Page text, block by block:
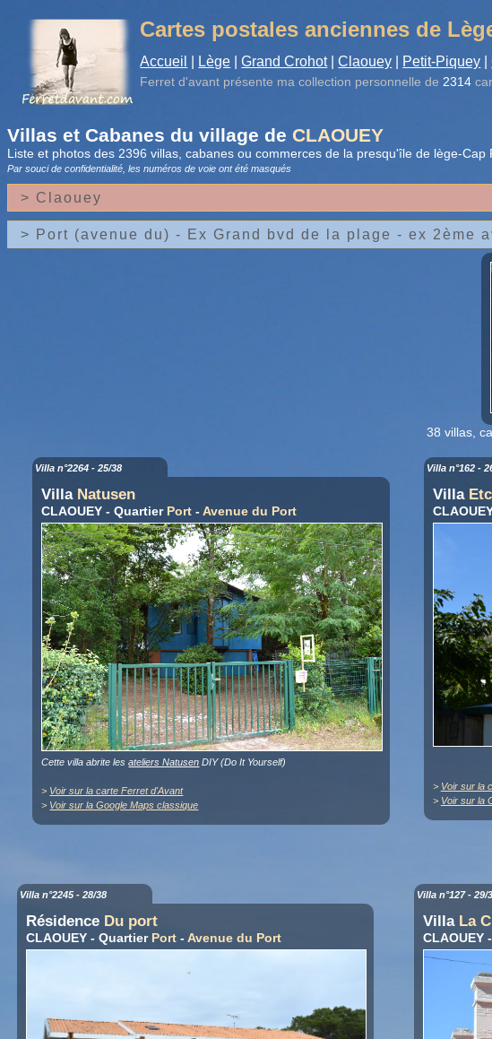
Cartes postales anciennes de
Accueil Lège Grand Crohot Claouey Petit-Piquey
Ferret d'avant présente ma collection personnelle de 2314
Villas et Cabanes du village de CLAOUEY
Liste et photos des 2396 villas, cabanes ou commerces de la presqu'île de lège-
Par souci de confidentialité, les numéros de voie ont été masqués
38 villas,
Villa n°2264 - 25/38
Villa Natusen
CLAOUEY - Quartier Port -Avenue du Port
Cette villa abrite lesateliers Natusen DIY (Do It Yourself)
> Voir sur la carte Ferret d'Avant
> Voir sur la Google Maps classique
Villa n°162 -
Villa
> Voir sur la
> Voir sur la
Villa n°2245 - 28/38
Résidence Du port
CLAOUEY - Quartier Port -Avenue du Port
Villa n°127 - 29/
Villa La
CLAOUEY